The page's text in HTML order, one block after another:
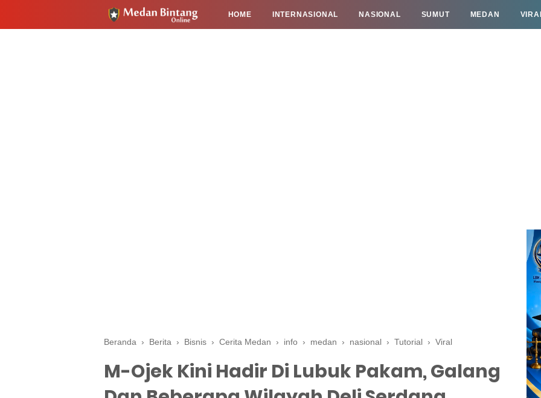
HOME INTERNASIONAL NASIONAL SUMUT MEDAN
Beranda › Berita › Bisnis › Cerita Medan › info › medan › nasional › Tutorial › Viral
M-Ojek Kini Hadir Di Lubuk Pakam, Galang